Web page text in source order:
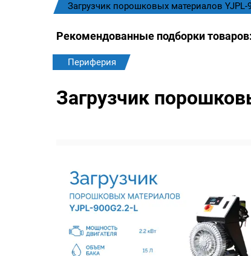
Загрузчик порошковых материалов YJPL-
Рекомендованные подборки товаров:
Периферия
Загрузчик